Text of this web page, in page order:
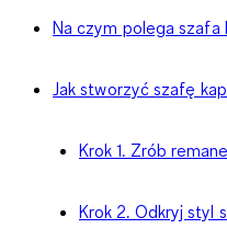
Na czym polega szafa
Jak stworzyć szafę
Krok 1. Zrób
Krok 2. Odkryj styl